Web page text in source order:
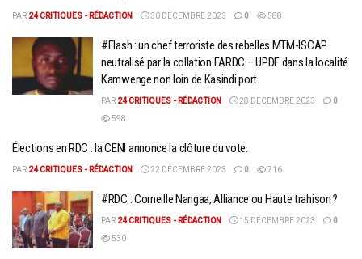
PAR 24 CRITIQUES - RÉDACTION 30 DÉCEMBRE 2023 0 588
#Flash : un chef terroriste des rebelles MTM-ISCAP
neutralisé par la collation FARDC – UPDF dans la localité
Kamwenge non loin de Kasindi port.
PAR 24 CRITIQUES - RÉDACTION 28 DÉCEMBRE 2023
0
598
Élections en RDC : la CENI annonce la clôture du vote.
PAR 24 CRITIQUES - RÉDACTION 22 DÉCEMBRE 2023 0 716
#RDC : Corneille Nangaa, Alliance ou Haute trahison ?
PAR 24 CRITIQUES - RÉDACTION 15 DÉCEMBRE 2023
0
530